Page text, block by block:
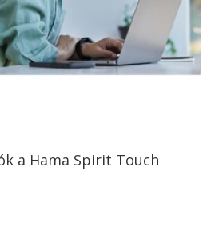
a Hama Spirit Touch